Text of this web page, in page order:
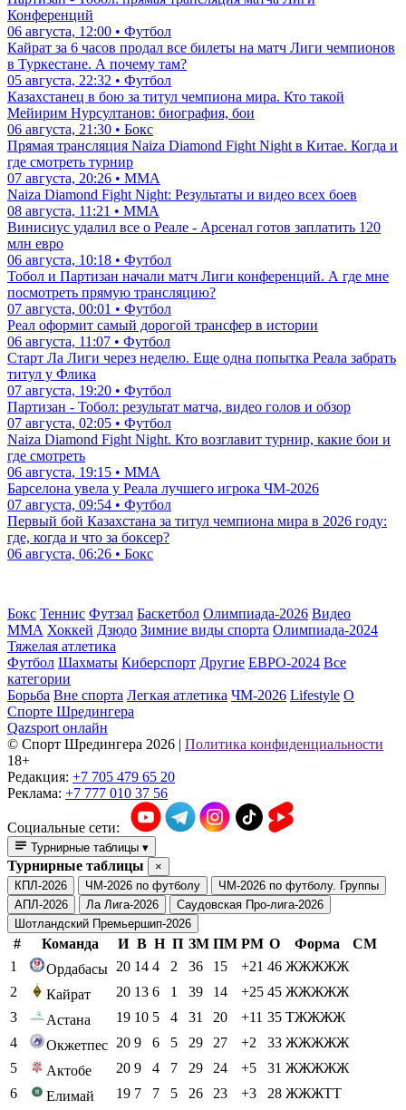
Конференций
06 августа, 12:00 • Футбол
Кайрат за 6 часов продал все билеты на матч Лиги чемпионов
в Туркестане. А почему там?
05 августа, 22:32 • Футбол
Казахстанец в бою за титул чемпиона мира. Кто такой
Мейирим Нурсултанов: биография, бои
06 августа, 21:30 • Бокс
Прямая трансляция Naiza Diamond Fight Night в Китае. Когда и
где смотреть турнир
07 августа, 20:26 • ММА
Naiza Diamond Fight Night: Результаты и видео всех боев
08 августа, 11:21 • ММА
Винисиус удалил все о Реале - Арсенал готов заплатить 120
млн евро
06 августа, 10:18 • Футбол
Тобол и Партизан начали матч Лиги конференций. А где мне
посмотреть прямую трансляцию?
07 августа, 00:01 • Футбол
Реал оформит самый дорогой трансфер в истории
06 августа, 11:07 • Футбол
Старт Ла Лиги через неделю. Еще одна попытка Реала забрать
титул у Флика
07 августа, 19:20 • Футбол
Партизан - Тобол: результат матча, видео голов и обзор
07 августа, 02:05 • Футбол
Naiza Diamond Fight Night. Кто возглавит турнир, какие бои и
где смотреть
06 августа, 19:15 • ММА
Барселона увела у Реала лучшего игрока ЧМ-2026
07 августа, 09:54 • Футбол
Первый бой Казахстана за титул чемпиона мира в 2026 году:
где, когда и что за боксер?
06 августа, 06:26 • Бокс
Бокс Теннис Футзал Баскетбол Олимпиада-2026 Видео
ММА Хоккей Дзюдо Зимние виды спорта Олимпиада-2024
Тяжелая атлетика
Футбол Шахматы Киберспорт Другие ЕВРО-2024 Все
категории
Борьба Вне спорта Легкая атлетика ЧМ-2026 Lifestyle О
Спорте Шредингера
Qazsport онлайн
© Cпорт Шредингера 2026 | Политика конфиденциальности
18+
Редакция: +7 705 479 65 20
Реклама: +7 777 010 37 56
Социальные сети:
Турнирные таблицы ▾
Турнирные таблицы
×
КПЛ-2026
ЧМ-2026 по футболу
ЧМ-2026 по футболу. Группы
АПЛ-2026
Ла Лига-2026
Саудовская Про-лига-2026
Шотландский Премьершип-2026
# Команда И В Н П ЗМ ПМ РМ О Форма
СМ
1
Ордабасы 20 14 4 2 36 15 +21 46 ЖЖЖЖЖ
2
Кайрат 20 13 6 1 39 14 +25 45 ЖЖЖЖЖ
3
Астана 19 10 5 4 31 20 +11 35 ТЖЖЖЖ
4
Окжетпес 20 9 6 5 29 27 +2 33 ЖЖЖЖЖ
5
Актобе 20 9 4 7 29 24 +5 31 ЖЖЖЖЖ
6
Елимай 19 7 7 5 26 23 +3 28 ЖЖЖТТ